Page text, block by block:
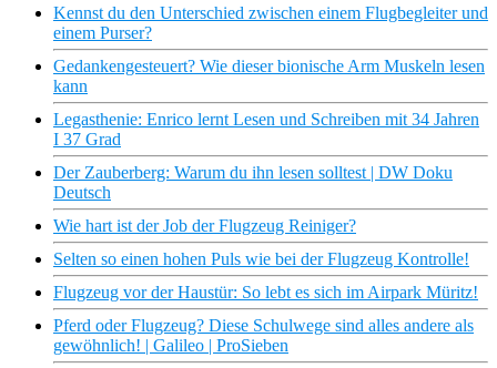
Kennst du den Unterschied zwischen einem Flugbegleiter und
einem Purser?
Gedankengesteuert? Wie dieser bionische Arm Muskeln lesen
kann
Legasthenie: Enrico lernt Lesen und Schreiben mit 34 Jahren
I 37 Grad
Der Zauberberg: Warum du ihn lesen solltest | DW Doku
Deutsch
Wie hart ist der Job der Flugzeug Reiniger?
Selten so einen hohen Puls wie bei der Flugzeug Kontrolle!
Flugzeug vor der Haustür: So lebt es sich im Airpark Müritz!
Pferd oder Flugzeug? Diese Schulwege sind alles andere als
gewöhnlich! | Galileo | ProSieben